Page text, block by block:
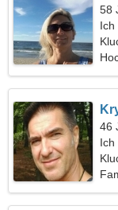
58
Ich
46
Ich